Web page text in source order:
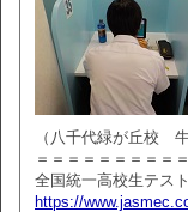
（八千代緑が丘校 牛
＝＝＝＝＝＝＝＝＝
全国統一高校生テス
https://